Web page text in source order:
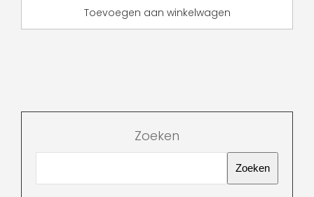
Toevoegen aan winkelwagen
Zoeken
Zoeken